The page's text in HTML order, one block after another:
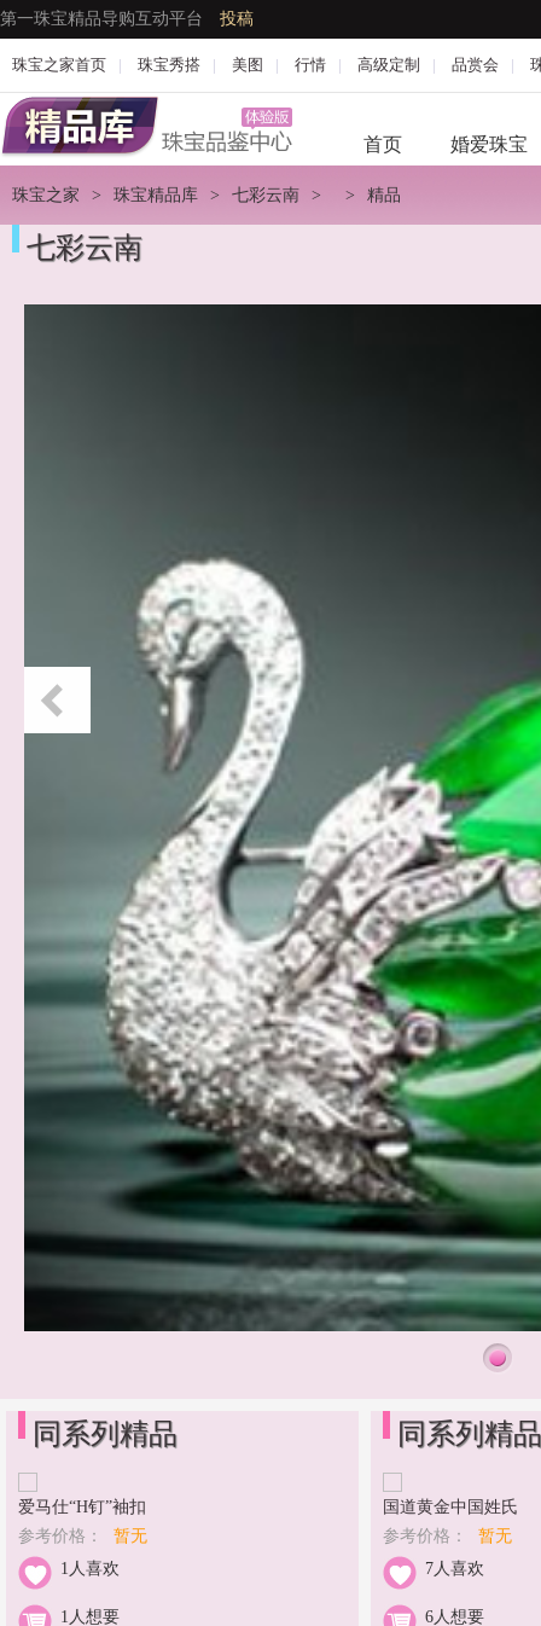
第一珠宝精品导购互动平台 投稿
珠宝之家首页 | 珠宝秀搭 | 美图 | 行情 | 高级定制 | 品赏会 |
首页 婚爱珠宝
珠宝之家 > 珠宝精品库 > 七彩云南 > > 精品
七彩云南
同系列精品
爱马仕“H钉”袖扣
参考价格：
暂无
1人喜欢
1人想要
同系列精品
国道黄金中国姓氏
参考价格：
暂无
7人喜欢
6人想要